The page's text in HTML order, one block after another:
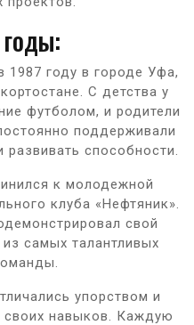
1987 году в городе Уфа,
С детства у
футболом, и родители
поддерживали
способности.
к молодежной
клуба «Нефтяник».
свой
самых талантливых
упорством и
своих навыков. Каждую